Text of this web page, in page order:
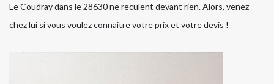
Le Coudray dans le 28630 ne reculent devant rien. Alors, venez
chez lui si vous voulez connaitre votre prix et votre devis !